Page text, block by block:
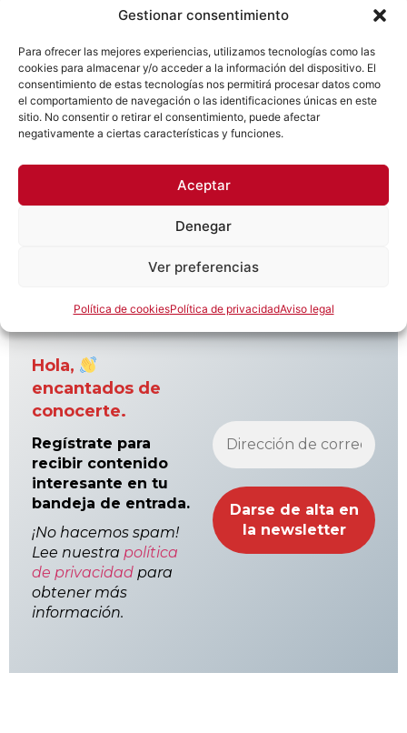
Gestionar consentimiento
Para ofrecer las mejores experiencias, utilizamos tecnologías como las
cookies para almacenar y/o acceder a la información del dispositivo. El
consentimiento de estas tecnologías nos permitirá procesar datos como
el comportamiento de navegación o las identificaciones únicas en este
sitio. No consentir o retirar el consentimiento, puede afectar
negativamente a ciertas características y funciones.
Aceptar
Denegar
Ver preferencias
Política de cookiesPolítica de privacidadAviso legal
Las plazas para el Torneo de Ajedrez Infantil
San Viator y para el nuevo torneo de
familiares ya están abiertas
.
Si quieres disfrutar de una jornada de
ajedrez, convivencia y diversión en familia,
¡no te quedes sin tu plaza!
Puedes consultar toda la información e
https://moviendoficha.com/torneo-de-
Hola,
encantados de
conocerte.
Regístrate para
recibir contenido
interesante en tu
bandeja de entrada.
¡No hacemos spam!
Lee nuestra política
de privacidad para
obtener más
información.